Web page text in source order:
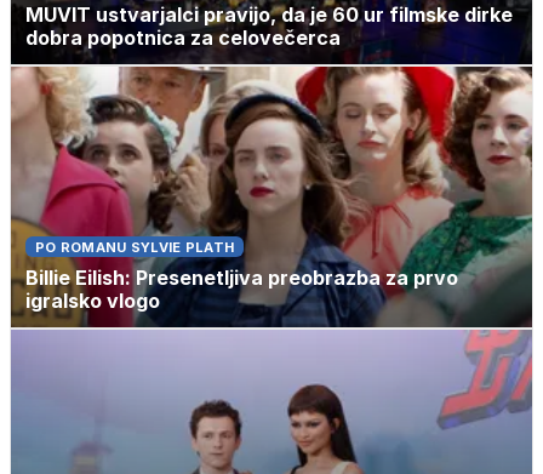
MUVIT ustvarjalci pravijo, da je 60 ur filmske dirke
dobra popotnica za celovečerca
PO ROMANU SYLVIE PLATH
Billie Eilish: Presenetljiva preobrazba za prvo
igralsko vlogo